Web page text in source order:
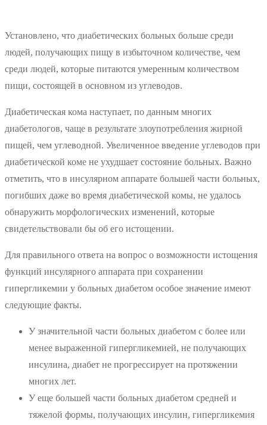
Установлено, что диабетических больных больше среди
людей, получающих пищу в избыточном количестве, чем
среди людей, которые питаются умеренным количеством
пищи, состоящей в основном из углеводов.
Диабетическая кома наступает, по данным многих
диабетологов, чаще в результате злоупотребления жирной
пищей, чем углеводной. Увеличенное введение углеводов при
диабетической коме не ухудшает состояние больных. Важно
отметить, что в инсулярном аппарате большей части больных,
погибших даже во время диабетической комы, не удалось
обнаружить морфологических изменений, которые
свидетельствовали бы об его истощении.
Для правильного ответа на вопрос о возможности истощения
функций инсулярного аппарата при сохранении
гипергликемии у больных диабетом особое значение имеют
следующие факты.
У значительной части больных диабетом с более или
менее выраженной гипергликемией, не получающих
инсулина, диабет не прогрессирует на протяжении
многих лет.
У еще большей части больных диабетом средней и
тяжелой формы, получающих инсулин, гипергликемия